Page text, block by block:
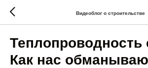
Видеоблог о строительстве
Теплопроводность
Как нас